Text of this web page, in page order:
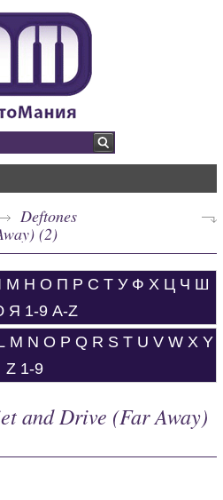
Deftones
(2)
М Н О П Р С Т У Ф Х Ц Ч Ш
Я 1-9 A-Z
M N O P Q R S T U V W X Y
Z 1-9
and Drive (Far Away)